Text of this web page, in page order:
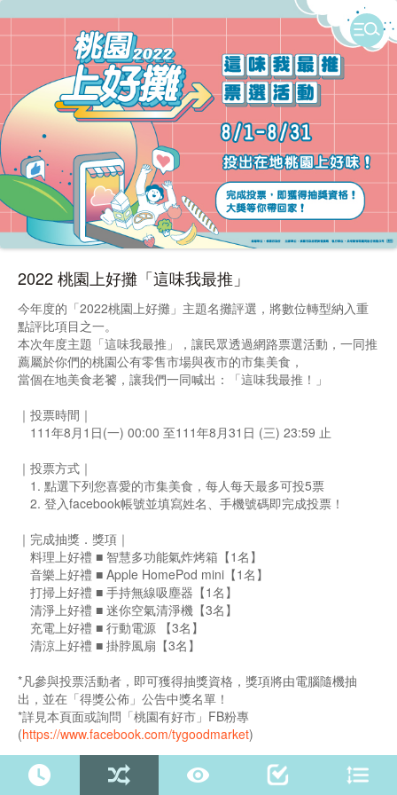
2022 桃園上好攤「這味我最推」
今年度的「2022桃園上好攤」主題名攤評選，將數位轉型納入重
點評比項目之一。
本次年度主題「這味我最推」，讓民眾透過網路票選活動，一同推
薦屬於你們的桃園公有零售市場與夜市的市集美食，
當個在地美食老饕，讓我們一同喊出：「這味我最推！」
｜投票時間｜
111年8月1日(一) 00:00 至111年8月31日 (三) 23:59 止
｜投票方式｜
1. 點選下列您喜愛的市集美食，每人每天最多可投5票
2. 登入facebook帳號並填寫姓名、手機號碼即完成投票！
｜完成抽獎．獎項｜
料理上好禮 ■ 智慧多功能氣炸烤箱【1名】
音樂上好禮 ■ Apple HomePod mini【1名】
打掃上好禮 ■ 手持無線吸塵器【1名】
清淨上好禮 ■ 迷你空氣清淨機【3名】
充電上好禮 ■ 行動電源 【3名】
清涼上好禮 ■ 掛脖風扇【3名】
*凡參與投票活動者，即可獲得抽獎資格，獎項將由電腦隨機抽
出，並在「得獎公佈」公告中獎名單！
*詳見本頁面或詢問「桃園有好市」FB粉專
(https://www.facebook.com/tygoodmarket)